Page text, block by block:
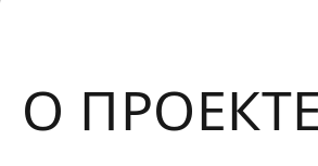
О ПРОЕКТЕ